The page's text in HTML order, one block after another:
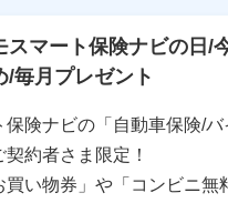
上やお問い合わせ内容の正確な
理者の職名、連絡先
都中央区日本橋人形町2-
橋ビル 3F
インシュアランス
スマート保険ナビの日/
/毎月プレゼント
保険ナビの「自動車保険/
約者さま限定！
い物券」や「コンビニ無